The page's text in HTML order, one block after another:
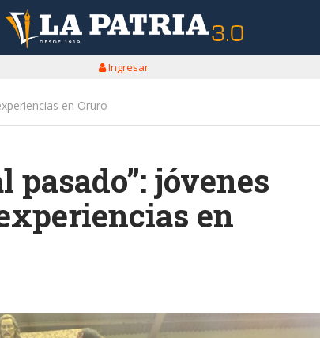
Ingresar
en Oruro
pasado”: jóvenes
en